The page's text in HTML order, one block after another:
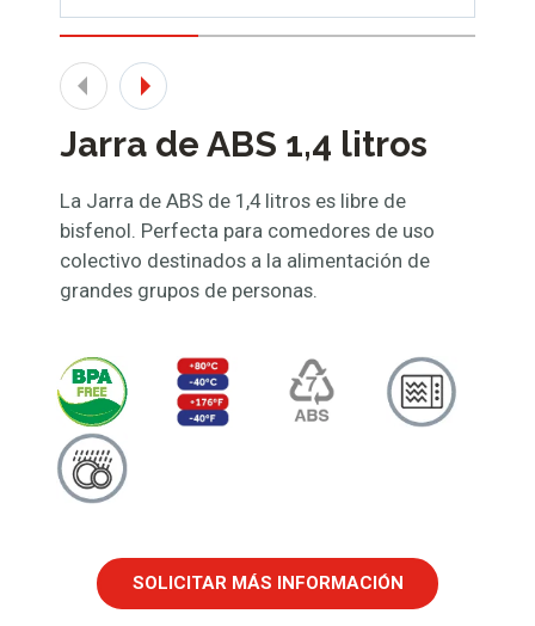
Jarra de ABS 1,4 litros
La Jarra de ABS de 1,4 litros es libre de
bisfenol. Perfecta para comedores de uso
colectivo destinados a la alimentación de
grandes grupos de personas.
SOLICITAR MÁS INFORMACIÓN